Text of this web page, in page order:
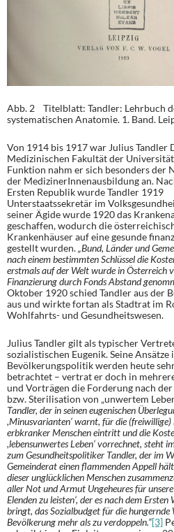
Abb. 2 Titelblatt: Tandler: Lehrbuch
systematischen Anatomie. 1. Band.
Von 1914 bis 1917 war Julius Tandler
Medizinischen Fakultät der
Funktion nahm er sich besonders der
der MedizinerInnenausbildung an.
Ersten Republik wurde Tandler 1919
Unterstaatssekretär im
seiner Ägide wurde 1920 das
geschaffen, wodurch die
Krankenhäuser auf eine gesunde
gestellt wurden.„Bund, Länder und
nach einem bestimmten Schlüssel die
erstmals auf der Welt wurde in Österreich
Finanzierung durch Fonds Abstand
Oktober 1920 schied Tandler aus der
aus und wirkte fortan als Stadtrat im
Wohlfahrts- und Gesundheitswesen.
Julius Tandler gilt als typischer
sozialistischen Eugenik. Seine Ansätze
Bevölkerungspolitik werden heute
betrachtet – vertrat er doch in
und Vorträgen die Forderung nach
bzw. Sterilisation von „unwertem
Tandler, der in seinen eugenischen
,Minusvarianten‘ warnt, für die
erbkranker Menschen eintritt und die
,lebensunwertes Leben‘ vorrechnet, steht
zum Gesundheitspolitiker Tandler, der im
Gemeinderat einen flammenden Appell
dieser unglücklichen Menschen
aller Not und Armut Ungeheures für
Elenden zu leisten‘, der es nach dem
bringt, das Sozialbudget für die hungernde
Bevölkerung mehr als zu verdoppeln.“[3]